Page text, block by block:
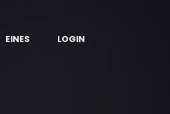
EINES LOGIN